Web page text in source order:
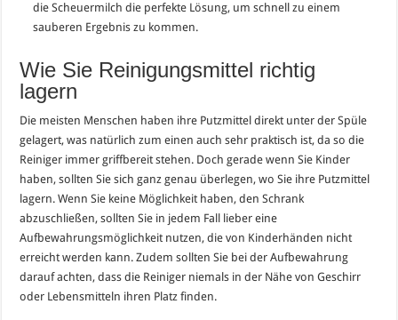
die Scheuermilch die perfekte Lösung, um schnell zu einem
sauberen Ergebnis zu kommen.
Wie Sie Reinigungsmittel richtig
lagern
Die meisten Menschen haben ihre Putzmittel direkt unter der Spüle
gelagert, was natürlich zum einen auch sehr praktisch ist, da so die
Reiniger immer griffbereit stehen. Doch gerade wenn Sie Kinder
haben, sollten Sie sich ganz genau überlegen, wo Sie ihre Putzmittel
lagern. Wenn Sie keine Möglichkeit haben, den Schrank
abzuschließen, sollten Sie in jedem Fall lieber eine
Aufbewahrungsmöglichkeit nutzen, die von Kinderhänden nicht
erreicht werden kann. Zudem sollten Sie bei der Aufbewahrung
darauf achten, dass die Reiniger niemals in der Nähe von Geschirr
oder Lebensmitteln ihren Platz finden.